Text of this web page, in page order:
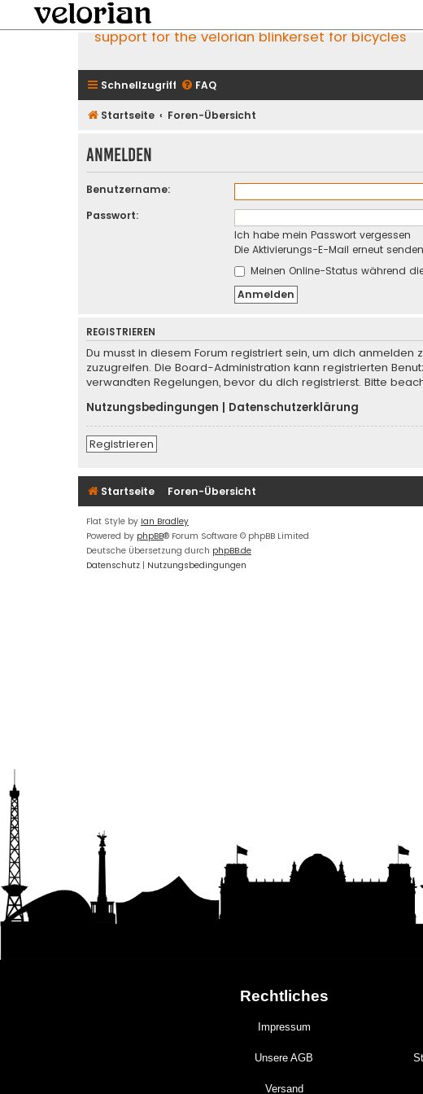
support for the velorian blinkerset for bicycles
Schnellzugriff FAQ
Startseite Foren-Übersicht
Anmelden
Benutzername:
Passwort:
Ich habe mein Passwort vergessen
Die Aktivierungs-E-Mail erneut senden
Meinen Online-Status während
REGISTRIEREN
Du musst in diesem Forum registriert sein, um dich
zuzugreifen. Die Board-Administration kann registrierten
verwandten Regelungen, bevor du dich registrierst. Bitte
Nutzungsbedingungen | Datenschutzerklärung
Registrieren
Startseite Foren-Übersicht
Flat Style by Ian Bradley
Powered by phpBB® Forum Software © phpBB Limited
Deutsche Übersetzung durch phpBB.de
Datenschutz | Nutzungsbedingungen
Rechtliches
Impressum
Unsere AGB
Versand